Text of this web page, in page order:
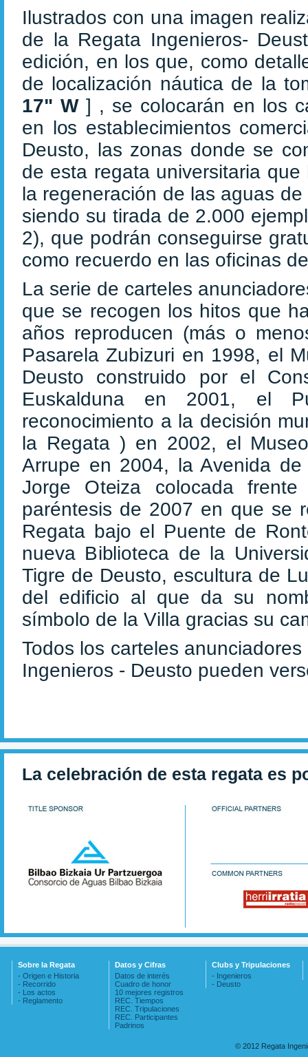
Ilustrados con una imagen
de la Regata Ingenieros-
edición, en los que, como
de localización náutica de la
17" W] , se colocarán en los
en los establecimientos
Deusto, las zonas donde se
de esta regata universitaria
la regeneración de las aguas
siendo su tirada de 2.000
2), que podrán conseguirse
como recuerdo en las oficinas
La serie de carteles
que se recogen los hitos que
años reproducen (más o
Pasarela Zubizuri en 1998, el
Deusto construido por el
Euskalduna en 2001, el
reconocimiento a la decisión
la Regata ) en 2002, el
Arrupe en 2004, la Avenida
Jorge Oteiza colocada
paréntesis de 2007 en que se
Regata bajo el Puente de
nueva Biblioteca de la
Tigre de Deusto, escultura de
del edificio al que da su
símbolo de la Villa gracias su
Todos los carteles
Ingenieros - Deusto pueden
La celebración de esta regata es
Sobre la Regata
- Origen e Historia
- Recorrido
- Los actos
- Reglamento
Datos y Cifras
Datos de interés
Cuadro de honor
10 mejores registros
REC. Tiempos
REC. Tripulaciones
REC. Participantes
Padrinos
Clubs y Tripulaciones
- Ingenieros
- Deusto
© 2012 Regata